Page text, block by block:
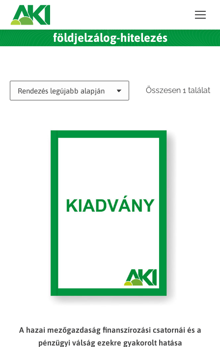
földjelzálog-hitelezés
Összesen 1 találat
A hazai mezőgazdaság finanszírozási csatornái és a
pénzügyi válság ezekre gyakorolt hatása